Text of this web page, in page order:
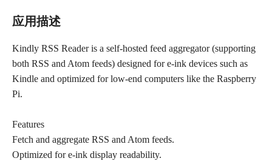
应用描述
Kindly RSS Reader is a self-hosted feed aggregator (supporting
both RSS and Atom feeds) designed for e-ink devices such as
Kindle and optimized for low-end computers like the Raspberry
Pi.
Features
Fetch and aggregate RSS and Atom feeds.
Optimized for e-ink display readability.